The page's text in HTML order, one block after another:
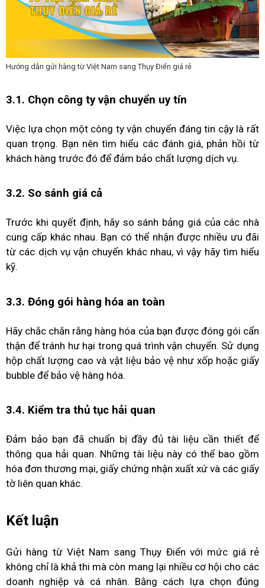
Hướng dẫn gửi hàng từ Việt Nam sang Thụy Điển giá rẻ
3.1. Chọn công ty vận chuyển uy tín
Việc lựa chọn một công ty vận chuyển đáng tin cậy là rất
quan trọng. Bạn nên tìm hiểu các đánh giá, phản hồi từ
khách hàng trước đó để đảm bảo chất lượng dịch vụ.
3.2. So sánh giá cả
Trước khi quyết định, hãy so sánh bảng giá của các nhà
cung cấp khác nhau. Bạn có thể nhận được nhiều ưu đãi
từ các dịch vụ vận chuyển khác nhau, vì vậy hãy tìm hiểu
kỹ.
3.3. Đóng gói hàng hóa an toàn
Hãy chắc chắn rằng hàng hóa của bạn được đóng gói cẩn
thận để tránh hư hại trong quá trình vận chuyển. Sử dụng
hộp chất lượng cao và vật liệu bảo vệ như xốp hoặc giấy
bubble để bảo vệ hàng hóa.
3.4. Kiểm tra thủ tục hải quan
Đảm bảo bạn đã chuẩn bị đầy đủ tài liệu cần thiết để
thông qua hải quan. Những tài liệu này có thể bao gồm
hóa đơn thương mại, giấy chứng nhận xuất xứ và các giấy
tờ liên quan khác.
Kết luận
Gửi hàng từ Việt Nam sang Thụy Điển với mức giá rẻ
không chỉ là khả thi mà còn mang lại nhiều cơ hội cho các
doanh nghiệp và cá nhân. Bằng cách lựa chọn đúng